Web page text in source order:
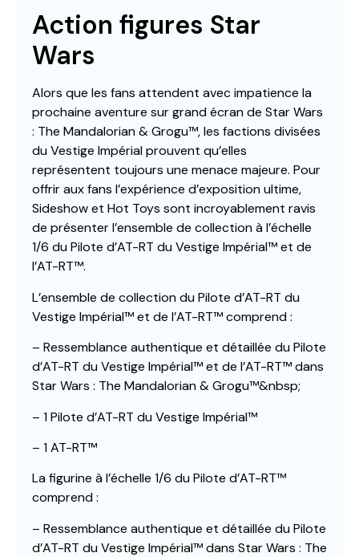
Action figures Star
Wars
Alors que les fans attendent avec impatience la
prochaine aventure sur grand écran de Star Wars
: The Mandalorian & Grogu™, les factions divisées
du Vestige Impérial prouvent qu’elles
représentent toujours une menace majeure. Pour
offrir aux fans l’expérience d’exposition ultime,
Sideshow et Hot Toys sont incroyablement ravis
de présenter l’ensemble de collection à l’échelle
1/6 du Pilote d’AT-RT du Vestige Impérial™ et de
l’AT-RT™.
L’ensemble de collection du Pilote d’AT-RT du
Vestige Impérial™ et de l’AT-RT™ comprend :
– Ressemblance authentique et détaillée du Pilote
d’AT-RT du Vestige Impérial™ et de l’AT-RT™ dans
Star Wars : The Mandalorian & Grogu™&nbsp;
– 1 Pilote d’AT-RT du Vestige Impérial™
– 1 AT-RT™
La figurine à l’échelle 1/6 du Pilote d’AT-RT™
comprend :
– Ressemblance authentique et détaillée du Pilote
d’AT-RT du Vestige Impérial™ dans Star Wars : The